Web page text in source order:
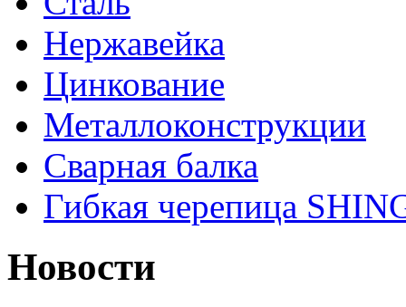
Нержавейка
Цинкование
Металлоконструкции
Сварная балка
Гибкая черепица
Новости